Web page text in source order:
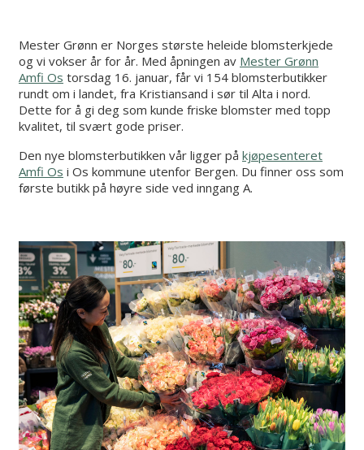
Mester Grønn er Norges største heleide blomsterkjede
og vi vokser år for år. Med åpningen av Mester Grønn
Amfi Os torsdag 16. januar, får vi 154 blomsterbutikker
rundt om i landet, fra Kristiansand i sør til Alta i nord.
Dette for å gi deg som kunde friske blomster med topp
kvalitet, til svært gode priser.
Den nye blomsterbutikken vår ligger på kjøpesenteret
Amfi Os i Os kommune utenfor Bergen. Du finner oss som
første butikk på høyre side ved inngang A.